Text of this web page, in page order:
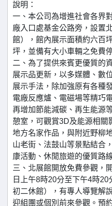
說明：
一、本公司為增進社會各界
廠入口處基金公路旁，設置
館），館內展示面積約六百
坪，並備有大小車輛之免費
二、為了提供來賓更優質的
展示品更新，以多媒體、數
展示手法，除加強原有各種
電廠反應爐、電磁場等精巧
再增加節能減碳、再生能源
憩室，可觀賞3D及能源相關
地方名家作品，與附近野柳
山老街、法鼓山等景點結合
康活動、休閒旅遊的優質路
三、北展館開放免費參觀，
日上午8時20分至下午4時
初二休館），有專人導覽解
迎組團或個別前來參觀。預